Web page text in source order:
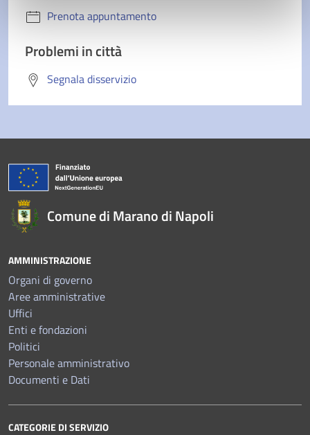
Prenota appuntamento
Problemi in città
Segnala disservizio
Comune di Marano di Napoli
AMMINISTRAZIONE
Organi di governo
Aree amministrative
Uffici
Enti e fondazioni
Politici
Personale amministrativo
Documenti e Dati
CATEGORIE DI SERVIZIO